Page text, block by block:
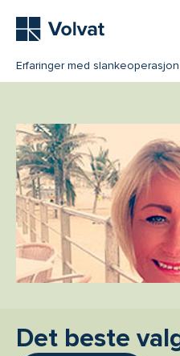
Erfaringer med slankeoperasjon
Det beste